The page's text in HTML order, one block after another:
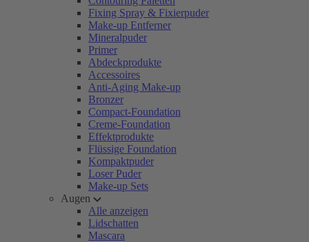
Fixing Spray & Fixierpuder
Make-up Entferner
Mineralpuder
Primer
Abdeckprodukte
Accessoires
Anti-Aging Make-up
Bronzer
Compact-Foundation
Creme-Foundation
Effektprodukte
Flüssige Foundation
Kompaktpuder
Loser Puder
Make-up Sets
Augen
Alle anzeigen
Lidschatten
Mascara